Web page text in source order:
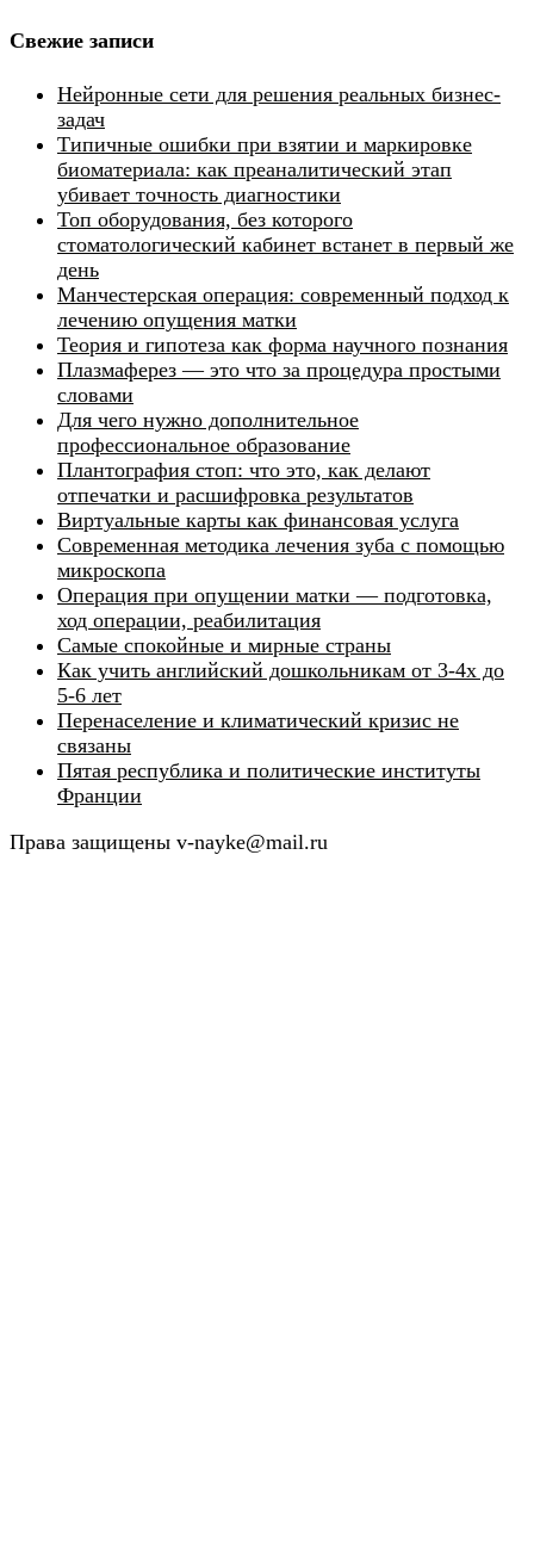
Свежие записи
Нейронные сети для решения реальных бизнес-
задач
Типичные ошибки при взятии и маркировке
биоматериала: как преаналитический этап
убивает точность диагностики
Топ оборудования, без которого
стоматологический кабинет встанет в первый же
день
Манчестерская операция: современный подход к
лечению опущения матки
Теория и гипотеза как форма научного познания
Плазмаферез — это что за процедура простыми
словами
Для чего нужно дополнительное
профессиональное образование
Плантография стоп: что это, как делают
отпечатки и расшифровка результатов
Виртуальные карты как финансовая услуга
Современная методика лечения зуба с помощью
микроскопа
Операция при опущении матки — подготовка,
ход операции, реабилитация
Самые спокойные и мирные страны
Как учить английский дошкольникам от 3-4х до
5-6 лет
Перенаселение и климатический кризис не
связаны
Пятая республика и политические институты
Франции
Права защищены v-nayke@mail.ru